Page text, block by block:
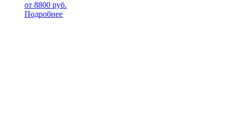
от 8800 руб.
Подробнее